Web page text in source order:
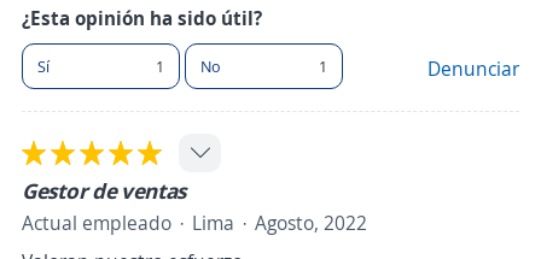
¿Esta opinión ha sido útil?
Sí 1 No 1 Denunciar
Gestor de ventas
Actual empleado Lima
Agosto, 2022